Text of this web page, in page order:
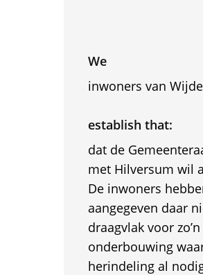
We
inwoners van
establish that:
dat de
met Hilversum wil
De inwoners
aangegeven daar
draagvlak voor
onderbouwing
herindeling al